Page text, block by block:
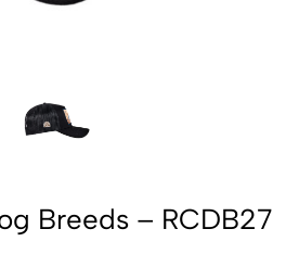
Breeds – RCDB27